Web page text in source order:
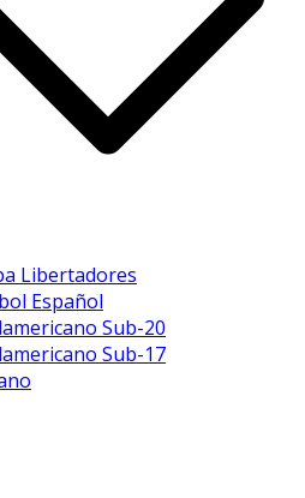
Libertadores
Español
Sub-20
Sub-17